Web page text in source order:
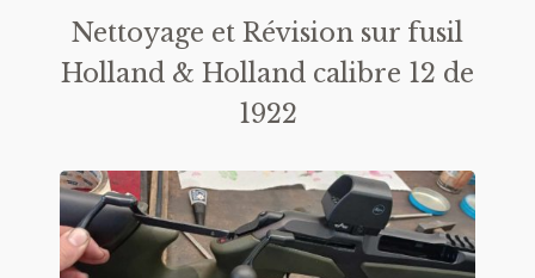
Nettoyage et Révision sur fusil
Holland & Holland calibre 12 de
1922